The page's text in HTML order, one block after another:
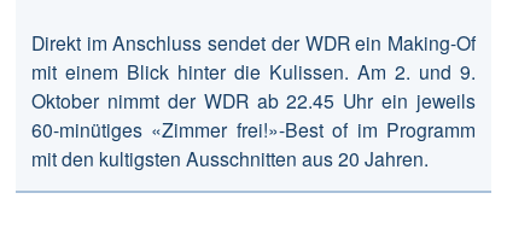
Direkt im Anschluss sendet der WDR ein Making-Of
mit einem Blick hinter die Kulissen. Am 2. und 9.
Oktober nimmt der WDR ab 22.45 Uhr ein jeweils
60-minütiges «Zimmer frei!»-Best of im Programm
mit den kultigsten Ausschnitten aus 20 Jahren.